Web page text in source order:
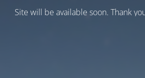
Site will be available soon. Thank